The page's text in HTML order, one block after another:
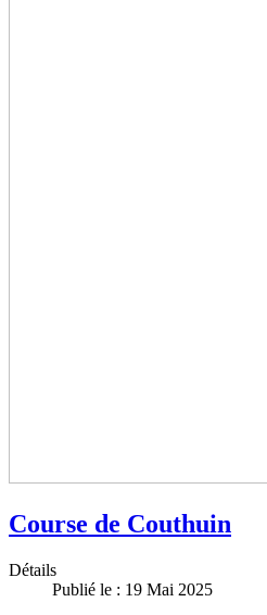
Course de Couthuin
Détails
Publié le : 19 Mai 2025